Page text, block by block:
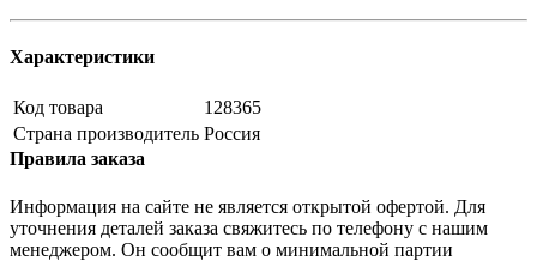
Характеристики
Код товара
128365
Страна производитель Россия
Правила заказа
Информация на сайте не является открытой офертой. Для
уточнения деталей заказа свяжитесь по телефону с нашим
менеджером. Он сообщит вам о минимальной партии